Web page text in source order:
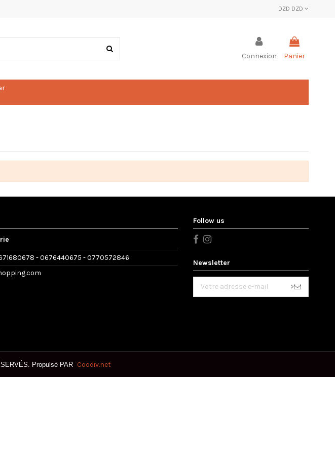
DZD DZD
Connexion Panier
- 0676440675 - 0770572846
Follow us
Newsletter
>
Propulsé PAR Coodiv.net